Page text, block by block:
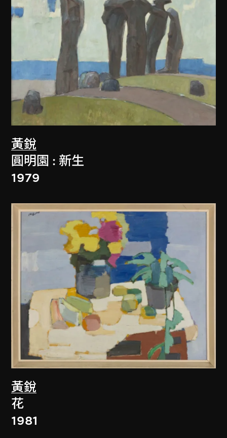
黃銳
圓明園 : 新生
1979
黃銳
花
1981